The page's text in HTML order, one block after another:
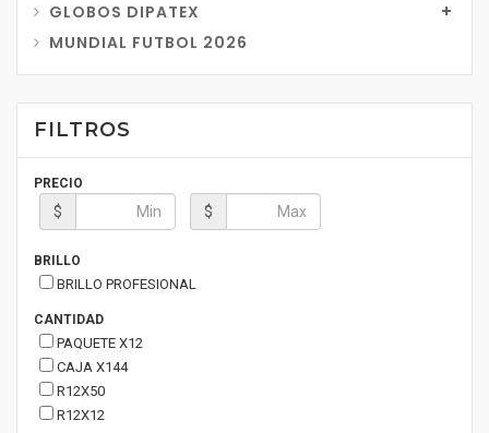
GLOBOS DIPATEX
MUNDIAL FUTBOL 2026
FILTROS
PRECIO
$ $
BRILLO
BRILLO PROFESIONAL
CANTIDAD
PAQUETE X12
CAJA X144
R12X50
R12X12